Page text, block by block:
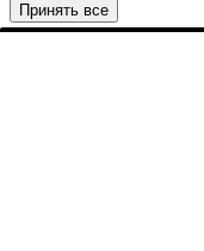
Принять все